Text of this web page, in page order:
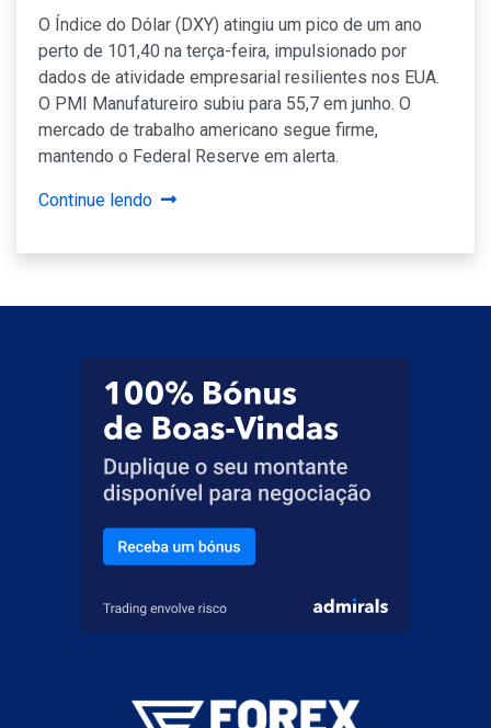
O Índice do Dólar (DXY) atingiu um pico de um ano
perto de 101,40 na terça-feira, impulsionado por
dados de atividade empresarial resilientes nos EUA.
O PMI Manufatureiro subiu para 55,7 em junho. O
mercado de trabalho americano segue firme,
mantendo o Federal Reserve em alerta.
Continue lendo